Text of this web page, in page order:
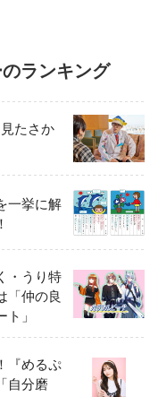
ランキング
たさか
一挙に解
・うり特
「仲の良
」
『めるぷ
自分磨